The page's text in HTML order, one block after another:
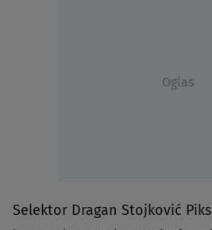
Oglas
Selektor Dragan Stojković